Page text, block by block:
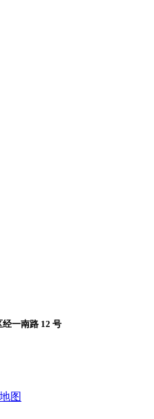
一南路 12 号
图